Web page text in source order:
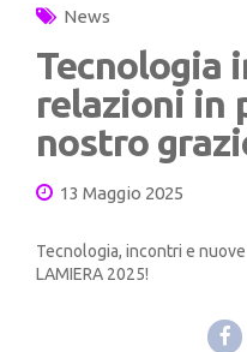
News
Tecnologia
relazioni in
nostro
13 Maggio 2025
Tecnologia, incontri e
LAMIERA 2025!